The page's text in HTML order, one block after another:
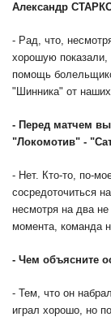
Александр
- Рад, что,
хорошую показали,
помощь
"Шинника" от наших
- Перед матчем
"Локомотив" -
- Нет. Кто-то, по-
сосредоточиться
несмотря на два
момента, команда
- Чем объясните
- Тем, что он
играл хорошо, но